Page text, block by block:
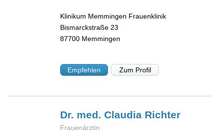
Klinikum Memmingen Frauenklinik
Bismarckstraße 23
87700 Memmingen
Empfehlen Zum Profil
Dr. med. Claudia Richter
Frauenärztin